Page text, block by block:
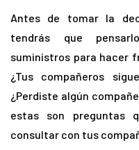
Antes de tomar la
tendrás que
suministros para hacer
¿Tus compañeros
¿Perdiste algún
estas son preguntas
consultar con tus